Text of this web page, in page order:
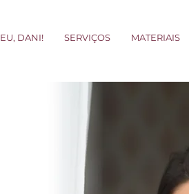
EU, DANI! SERVIÇOS MATERIAIS